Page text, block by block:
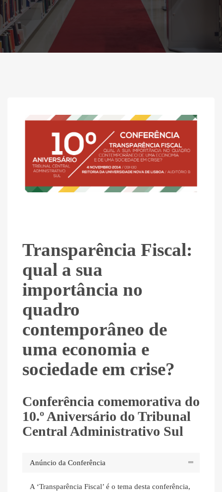
Transparência Fiscal:
qual a sua
importância no
quadro
contemporâneo de
uma economia e
sociedade em crise?
Conferência comemorativa do
10.º Aniversário do Tribunal
Central Administrativo Sul
Anúncio da Conferência
A ‘Transparência Fiscal’ é o tema desta conferência,